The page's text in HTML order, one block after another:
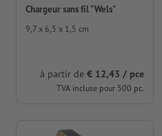
Chargeur sans fil "Wels"
9,7 x 6,5 x 1,5 cm
à partir de € 12,43 / pce
TVA incluse pour 500 pc.